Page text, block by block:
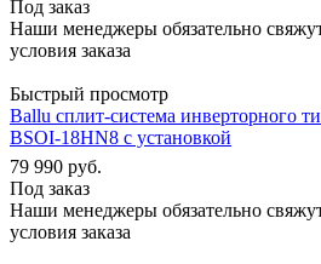
Под заказ
Наши менеджеры обязательно
условия заказа
Быстрый просмотр
Ballu сплит-система инверторного
BSOI-18HN8 с установкой
79 990 руб.
Под заказ
Наши менеджеры обязательно
условия заказа